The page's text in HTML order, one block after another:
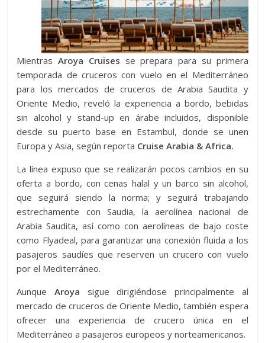
MientrasAroya Cruises se prepara para su primera
temporada de cruceros con vuelo en el Mediterráneo
para los mercados de cruceros de Arabia Saudita y
Oriente Medio, reveló la experiencia a bordo, bebidas
sin alcohol y stand-up en árabe incluidos, disponible
desde su puerto base en Estambul, donde se unen
Europa y Asia, según reporta Cruise Arabia & Africa.
La línea expuso que se realizarán pocos cambios en su
oferta a bordo, con cenas halal y un barco sin alcohol,
que seguirá siendo la norma; y seguirá trabajando
estrechamente con Saudia, la aerolínea nacional de
Arabia Saudita, así como con aerolíneas de bajo coste
como Flyadeal, para garantizar una conexión fluida a los
pasajeros saudíes que reserven un crucero con vuelo
por el Mediterráneo.
AunqueAroya sigue dirigiéndose principalmente al
mercado de cruceros de Oriente Medio, también espera
ofrecer una experiencia de crucero única en el
Mediterráneo a pasajeros europeos y norteamericanos.